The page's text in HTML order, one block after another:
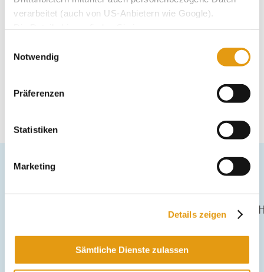
verarbeitet (auch von US-Anbietern wie Google).
Sie können Ihre jeweilige Einwilligung jederzeit durch
Klick auf das Consent-Widget links unten widerrufen.
Notwendig
Präferenzen
Statistiken
Marketing
Details zeigen
Sämtliche Dienste zulassen
Zum Kalender hinzufügen
Weihnachtsurlaub